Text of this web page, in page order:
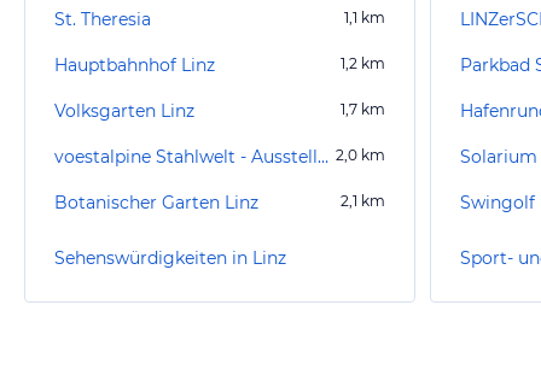
St. Theresia 1,1 km
Hauptbahnhof Linz 1,2 km
Volksgarten Linz 1,7 km
voestalpine Stahlwelt - Ausstellung & Museum 2,0 km
Botanischer Garten Linz 2,1 km
Sehenswürdigkeiten in Linz
Parkbad
Solarium
Swingolf
Sport-